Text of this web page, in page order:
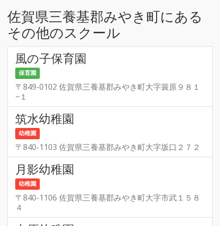
佐賀県三養基郡みやき町にある
その他のスクール
風の子保育園
保育園
〒849-0102 佐賀県三養基郡みやき町大字簑原９８１
−１
筑水幼稚園
幼稚園
〒840-1103 佐賀県三養基郡みやき町大字坂口２７２
月影幼稚園
幼稚園
〒840-1106 佐賀県三養基郡みやき町大字市武１５８
４